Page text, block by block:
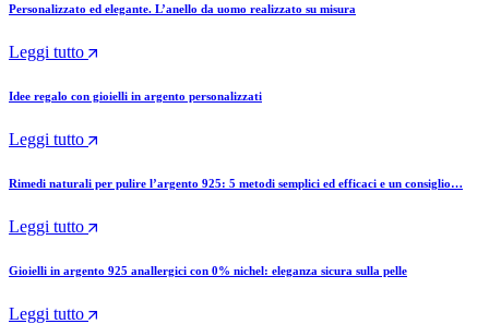
Personalizzato ed elegante. L’anello da uomo realizzato su misura
Leggi tutto
Idee regalo con gioielli in argento personalizzati
Leggi tutto
Rimedi naturali per pulire l’argento 925: 5 metodi semplici ed efficaci e un consiglio…
Leggi tutto
Gioielli in argento 925 anallergici con 0% nichel: eleganza sicura sulla pelle
Leggi tutto